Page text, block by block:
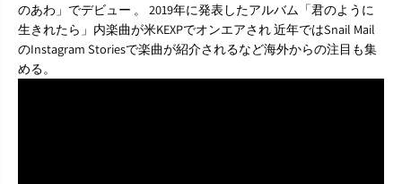
のあわ」でデビュー 。 2019年に発表したアルバム「君のように
生きれたら」内楽曲が米KEXPでオンエアされ 近年ではSnail Mail
のInstagram Storiesで楽曲が紹介されるなど海外からの注目も集
める。